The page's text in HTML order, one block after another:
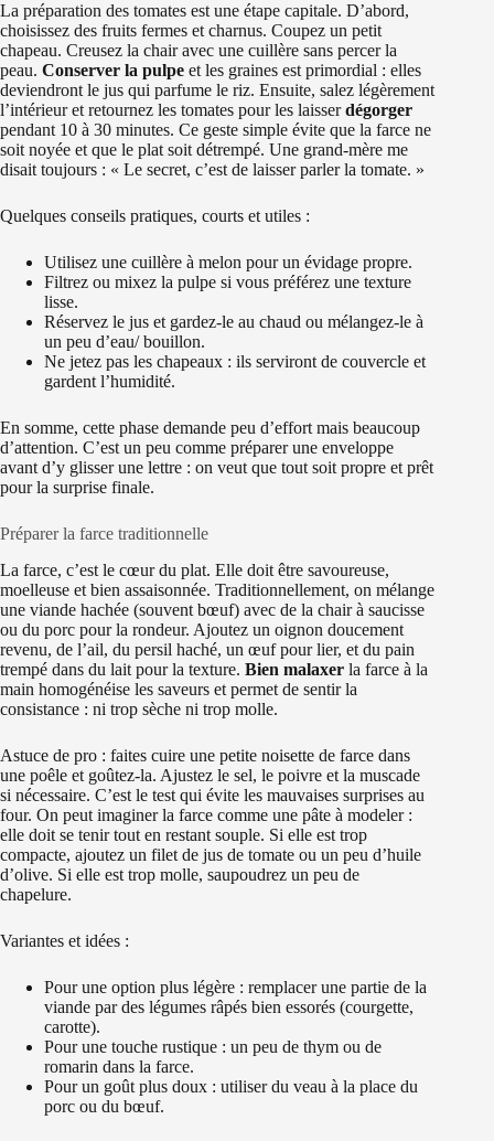
La préparation des tomates est une étape capitale. D’abord,
choisissez des fruits fermes et charnus. Coupez un petit
chapeau. Creusez la chair avec une cuillère sans percer la
peau. Conserver la pulpe et les graines est primordial : elles
deviendront le jus qui parfume le riz. Ensuite, salez légèrement
l’intérieur et retournez les tomates pour les laisserdégorger
pendant 10 à 30 minutes. Ce geste simple évite que la farce ne
soit noyée et que le plat soit détrempé. Une grand-mère me
disait toujours : « Le secret, c’est de laisser parler la tomate. »
Quelques conseils pratiques, courts et utiles :
Utilisez une cuillère à melon pour un évidage propre.
Filtrez ou mixez la pulpe si vous préférez une texture
lisse.
Réservez le jus et gardez-le au chaud ou mélangez-le à
un peu d’eau/ bouillon.
Ne jetez pas les chapeaux : ils serviront de couvercle et
gardent l’humidité.
En somme, cette phase demande peu d’effort mais beaucoup
d’attention. C’est un peu comme préparer une enveloppe
avant d’y glisser une lettre : on veut que tout soit propre et prêt
pour la surprise finale.
Préparer la farce traditionnelle
La farce, c’est le cœur du plat. Elle doit être savoureuse,
moelleuse et bien assaisonnée. Traditionnellement, on mélange
une viande hachée (souvent bœuf) avec de la chair à saucisse
ou du porc pour la rondeur. Ajoutez un oignon doucement
revenu, de l’ail, du persil haché, un œuf pour lier, et du pain
trempé dans du lait pour la texture. Bien malaxer la farce à la
main homogénéise les saveurs et permet de sentir la
consistance : ni trop sèche ni trop molle.
Astuce de pro : faites cuire une petite noisette de farce dans
une poêle et goûtez-la. Ajustez le sel, le poivre et la muscade
si nécessaire. C’est le test qui évite les mauvaises surprises au
four. On peut imaginer la farce comme une pâte à modeler :
elle doit se tenir tout en restant souple. Si elle est trop
compacte, ajoutez un filet de jus de tomate ou un peu d’huile
d’olive. Si elle est trop molle, saupoudrez un peu de
chapelure.
Variantes et idées :
Pour une option plus légère : remplacer une partie de la
viande par des légumes râpés bien essorés (courgette,
carotte).
Pour une touche rustique : un peu de thym ou de
romarin dans la farce.
Pour un goût plus doux : utiliser du veau à la place du
porc ou du bœuf.